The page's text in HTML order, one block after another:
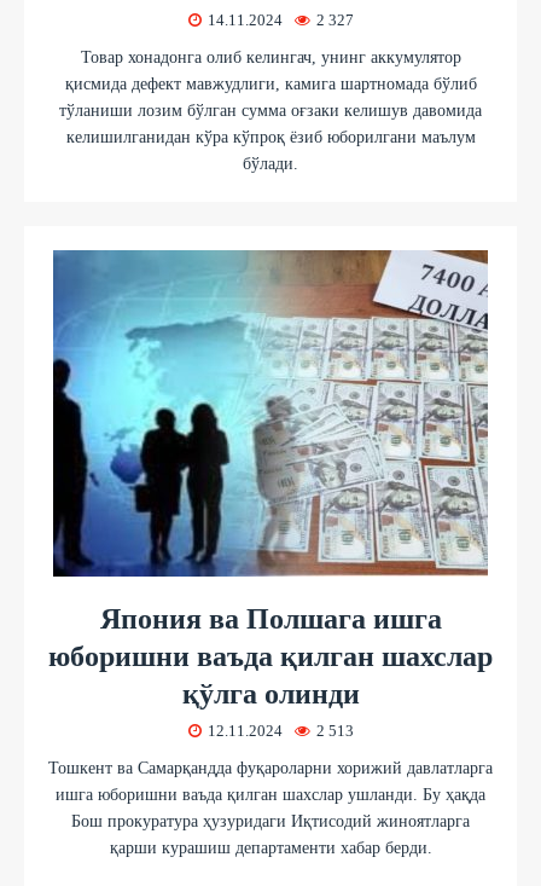
14.11.2024 2 327
Товар хонадонга олиб келингач, унинг аккумулятор
қисмида дефект мавжудлиги, камига шартномада бўлиб
тўланиши лозим бўлган сумма оғзаки келишув давомида
келишилганидан кўра кўпроқ ёзиб юборилгани маълум
бўлади.
Япония ва Полшага ишга
юборишни ваъда қилган шахслар
қўлга олинди
12.11.2024 2 513
Тошкент ва Самарқандда фуқароларни хорижий давлатларга
ишга юборишни ваъда қилган шахслар ушланди. Бу ҳақда
Бош прокуратура ҳузуридаги Иқтисодий жиноятларга
қарши курашиш департаменти хабар берди.